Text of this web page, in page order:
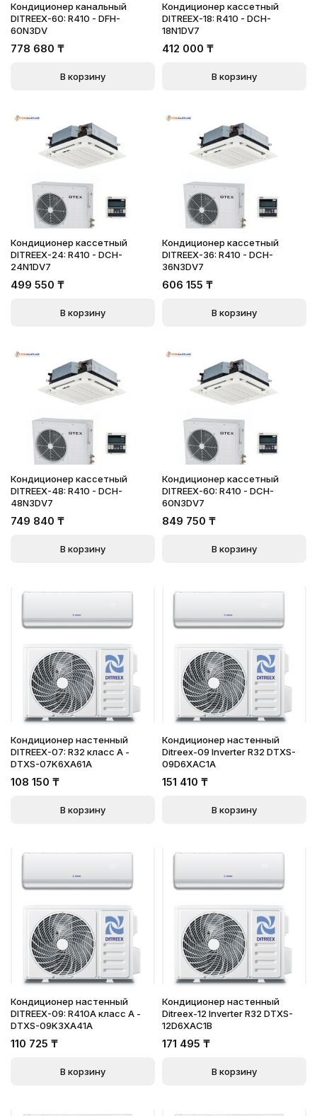
Кондиционер канальный
DITREEX-60: R410 - DFH-
60N3DV
778 680 ₸
В корзину
Кондиционер кассетный
DITREEX-18: R410 - DCH-
18N1DV7
412 000 ₸
В корзину
Кондиционер кассетный
DITREEX-24: R410 - DCH-
24N1DV7
499 550 ₸
В корзину
Кондиционер кассетный
DITREEX-36: R410 - DCH-
36N3DV7
606 155 ₸
В корзину
Кондиционер кассетный
DITREEX-48: R410 - DCH-
48N3DV7
749 840 ₸
В корзину
Кондиционер кассетный
DITREEX-60: R410 - DCH-
60N3DV7
849 750 ₸
В корзину
Кондиционер настенный
DITREEX-07: R32 класс А -
DTXS-07K6XA61A
108 150 ₸
В корзину
Кондиционер настенный
Ditreex-09 Inverter R32 DTXS-
09D6XAC1A
151 410 ₸
В корзину
Кондиционер настенный
DITREEX-09: R410A класс А -
DTXS-09K3XA41A
110 725 ₸
В корзину
Кондиционер настенный
Ditreex-12 Inverter R32 DTXS-
12D6XAC1B
171 495 ₸
В корзину